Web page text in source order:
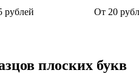
рублей От 20
плоских букв